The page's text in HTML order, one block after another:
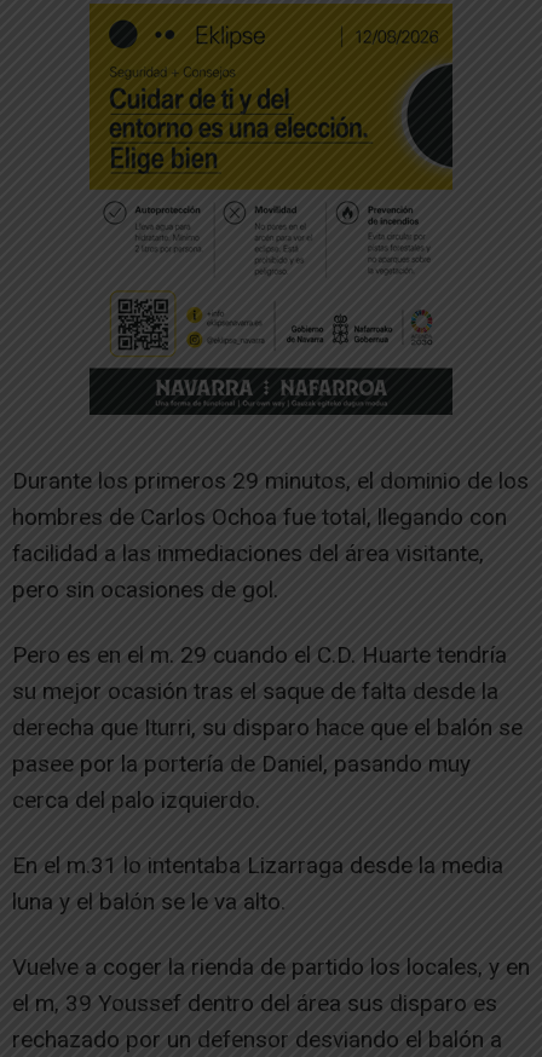
Durante los primeros 29 minutos, el dominio de los
hombres de Carlos Ochoa fue total, llegando con
facilidad a las inmediaciones del área visitante,
pero sin ocasiones de gol.
Pero es en el m. 29 cuando el C.D. Huarte tendría
su mejor ocasión tras el saque de falta desde la
derecha que Iturri, su disparo hace que el balón se
pasee por la portería de Daniel, pasando muy
cerca del palo izquierdo.
En el m.31 lo intentaba Lizarraga desde la media
luna y el balón se le va alto.
Vuelve a coger la rienda de partido los locales, y en
el m, 39 Youssef dentro del área sus disparo es
rechazado por un defensor desviando el balón a